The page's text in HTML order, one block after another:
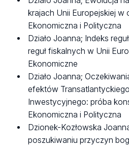
krajach Unii Europejskiej
Ekonomiczna i Polityczna
Działo Joanna; Indeks
reguł fiskalnych w Unii
Ekonomiczne
Działo Joanna;
efektów
Inwestycyjnego: próba
Ekonomiczna i Polityczna
Dzionek-Kozłowska
poszukiwaniu przyczyn